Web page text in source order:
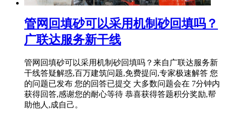
管网回填砂可以采用机制砂回填吗？
广联达服务新干线
管网回填砂可以采用机制砂回填吗？来自广联达服务新
干线答疑解惑,百万建筑问题,免费提问,专家极速解答 您
的问题已发布 您的回答已提交 大多数问题会在 7分钟内
获得回答,感谢您的耐心等待 恭喜获得答题积分奖励,帮
助他人,成自己。